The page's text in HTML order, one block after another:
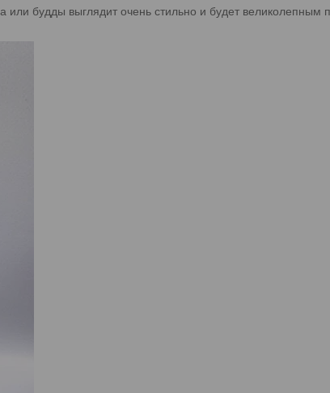
или будды выглядит очень стильно и будет